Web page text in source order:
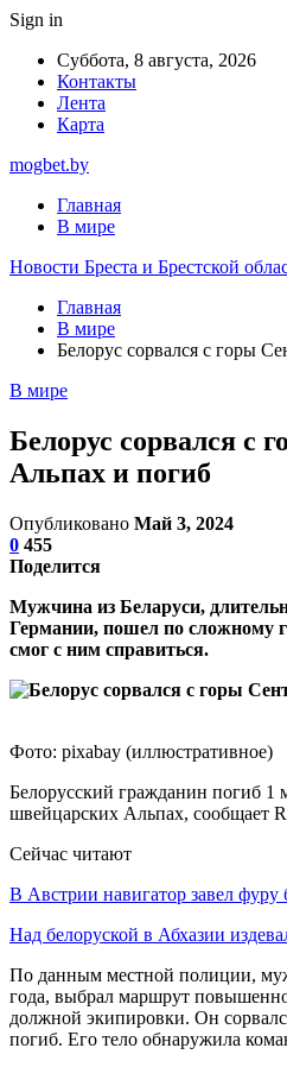
Sign in
Суббота, 8 августа, 2026
Контакты
Лента
Карта
mogbet.by
Главная
В мире
Новости Бреста и Брестской
Главная
В мире
Белорус сорвался с горы
В мире
Белорус сорвался с
Альпах и погиб
Опубликовано Май 3, 2024
0 455
Поделится
Мужчина из Беларуси,
Германии, пошел по сложному
смог с ним справиться.
Фото: pixabay (иллюстративное)
Белорусский гражданин погиб 1
швейцарских Альпах, сообщает
Сейчас читают
В Австрии навигатор завел фуру
Над белоруской в Абхазии
По данным местной полиции,
года, выбрал маршрут
должной экипировки. Он
погиб. Его тело обнаружила